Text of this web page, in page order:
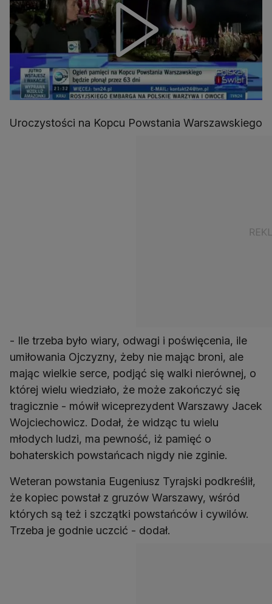
Uroczystości na Kopcu Powstania Warszawskiego
- Ile trzeba było wiary, odwagi i poświęcenia, ile
umiłowania Ojczyzny, żeby nie mając broni, ale
mając wielkie serce, podjąć się walki nierównej, o
której wielu wiedziało, że może zakończyć się
tragicznie - mówił wiceprezydent Warszawy Jacek
Wojciechowicz. Dodał, że widząc tu wielu
młodych ludzi, ma pewność, iż pamięć o
bohaterskich powstańcach nigdy nie zginie.
Weteran powstania Eugeniusz Tyrajski podkreślił,
że kopiec powstał z gruzów Warszawy, wśród
których są też i szczątki powstańców i cywilów.
Trzeba je godnie uczcić - dodał.